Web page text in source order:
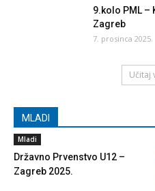
9.kolo PML –
Zagreb
7. prosinca 2025.
Učitaj
MLADI
Mladi
Državno Prvenstvo U12 –
Zagreb 2025.